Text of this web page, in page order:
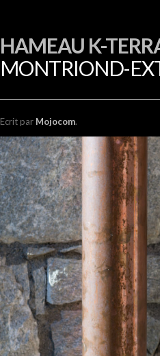
HAMEAU K-
MONTRIOND-
Ecrit par Mojocom.